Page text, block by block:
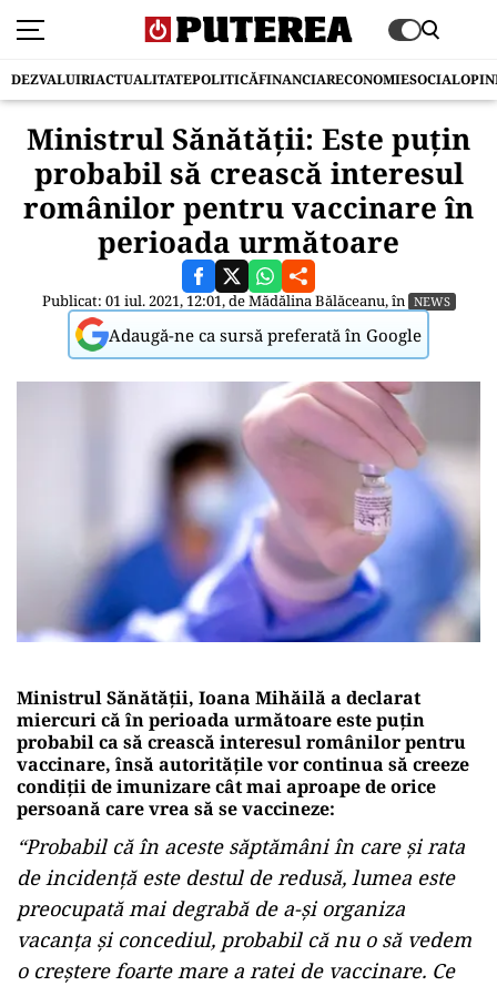
DEZVALUIRIACTUALITATEPOLITICĂFINANCIARECONOMIESOCIAL
Ministrul Sănătății: Este puțin
probabil să crească interesul
românilor pentru vaccinare în
perioada următoare
Publicat: 01 iul. 2021, 12:01, deMădălina Bălăceanu, în NEWS
Adaugă-ne ca sursă preferată în Google
Ministrul Sănătății, Ioana Mihăilă a declarat
miercuri că în perioada următoare este puțin
probabil ca să crească interesul românilor pentru
vaccinare, însă autoritățile vor continua să creeze
condiții de imunizare cât mai aproape de orice
persoană care vrea să se vaccineze:
“Probabil că în aceste săptămâni în care și rata
de incidență este destul de redusă, lumea este
preocupată mai degrabă de a-și organiza
vacanța și concediul, probabil că nu o să vedem
o creștere foarte mare a ratei de vaccinare. Ce